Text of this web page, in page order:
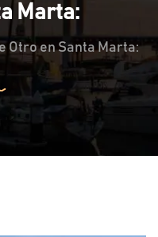
Marta:
Otro en Santa Marta: